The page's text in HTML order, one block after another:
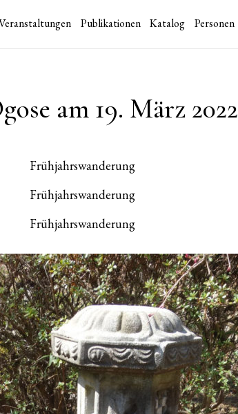
Publikationen Katalog Personen
am 19. März 2022